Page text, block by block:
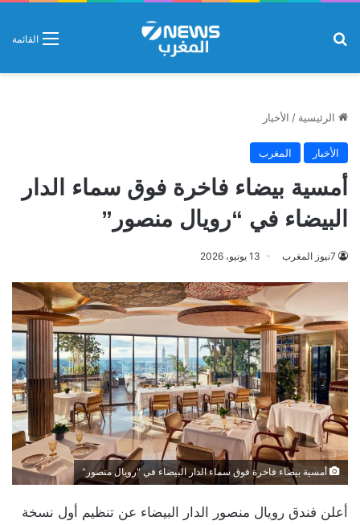
القائمة
الرئيسية / الأخبار
الأخبار المغرب
أمسية بيضاء فاخرة فوق سماء الدار
البيضاء في “رويال منصور”
7نيوز المغرب 13 يونيو، 2026
أمسية بيضاء فاخرة فوق سماء الدار البيضاء في "رويال منصور"
أعلن فندق رويال منصور الدار البيضاء عن تنظيم أول نسخة